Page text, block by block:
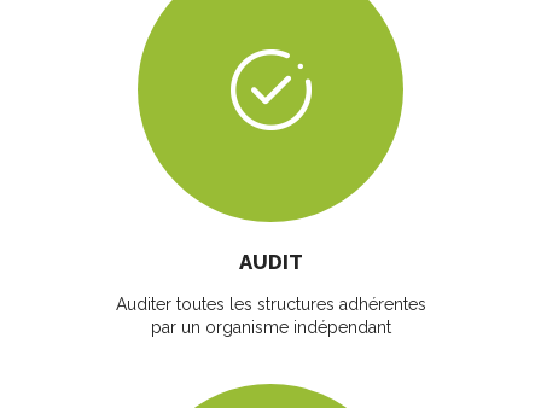
AUDIT
Auditer toutes les structures adhérentes
par un organisme indépendant